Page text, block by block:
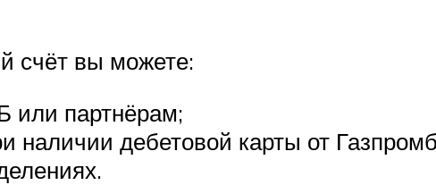
счёт вы можете:
или партнёрам;
наличии дебетовой карты от